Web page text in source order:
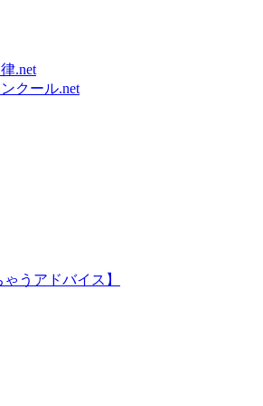
.net
クール.net
うアドバイス】